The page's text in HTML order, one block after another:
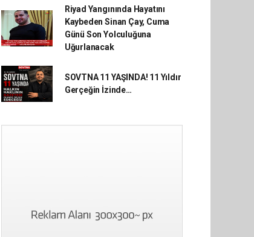
Riyad Yangınında Hayatını
Kaybeden Sinan Çay, Cuma
Günü Son Yolculuğuna
Uğurlanacak
SOVTNA 11 YAŞINDA! 11 Yıldır
Gerçeğin İzinde…